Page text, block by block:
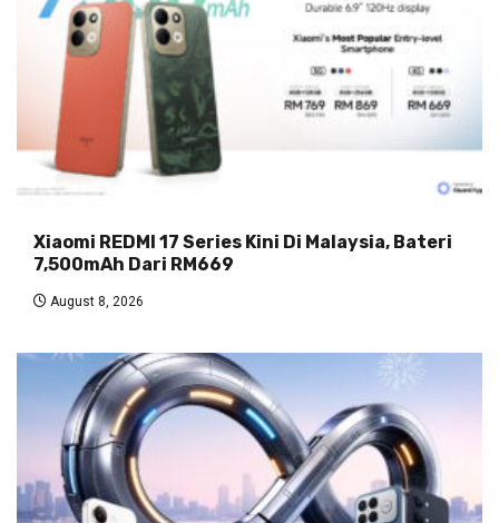
Xiaomi REDMI 17 Series Kini Di Malaysia, Bateri
7,500mAh Dari RM669
August 8, 2026